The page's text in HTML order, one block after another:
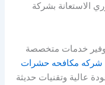
الاستعانة بشركة
خدمات متخصصة
شركه مكافحه حشرات
عالية وتقنيات حديثة